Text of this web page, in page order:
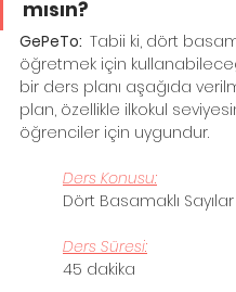
mısın?
GePeTo: Tabii ki, dört
öğretmek için
bir ders planı aşağıda
plan, özellikle ilkokul
öğrenciler için uygundur.
Ders Konusu:
Dört Basamaklı Sayılar
Ders Süresi:
45 dakika